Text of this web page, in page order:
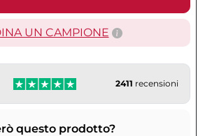
UN CAMPIONE
2411 recensioni
questo prodotto?